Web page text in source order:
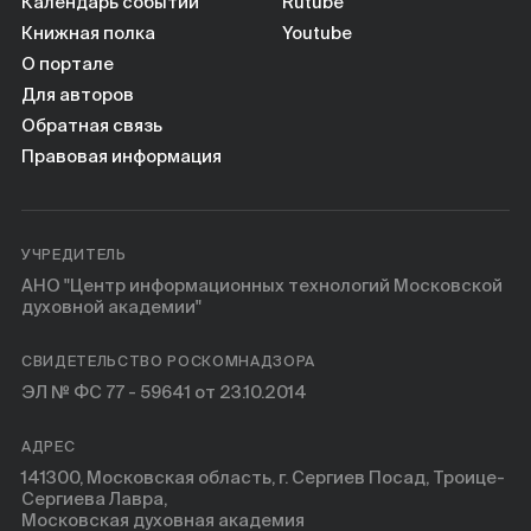
Книжная полка
О портале
Для авторов
Обратная связь
Правовая информация
Youtube
УЧРЕДИТЕЛЬ
АНО "Центр информационных технологий Московской
духовной академии"
СВИДЕТЕЛЬСТВО РОСКОМНАДЗОРА
ЭЛ № ФС 77 - 59641 от 23.10.2014
АДРЕС
141300, Московская область, г. Сергиев Посад, Троице-
Сергиева Лавра,
Московская духовная академия